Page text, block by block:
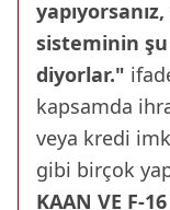
sisteminin
diyorlar."
kapsamda
veya kredi
gibi birçok
KAAN VE F-